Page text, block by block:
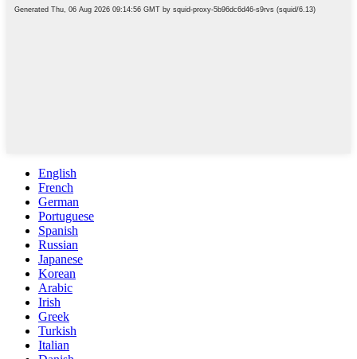
English
French
German
Portuguese
Spanish
Russian
Japanese
Korean
Arabic
Irish
Greek
Turkish
Italian